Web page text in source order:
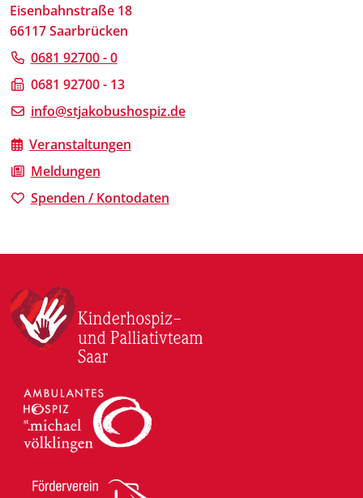
Eisenbahnstraße 18
66117 Saarbrücken
0681 92700 - 0
0681 92700 - 13
info@stjakobushospiz.de
Veranstaltungen
Meldungen
Spenden / Kontodaten